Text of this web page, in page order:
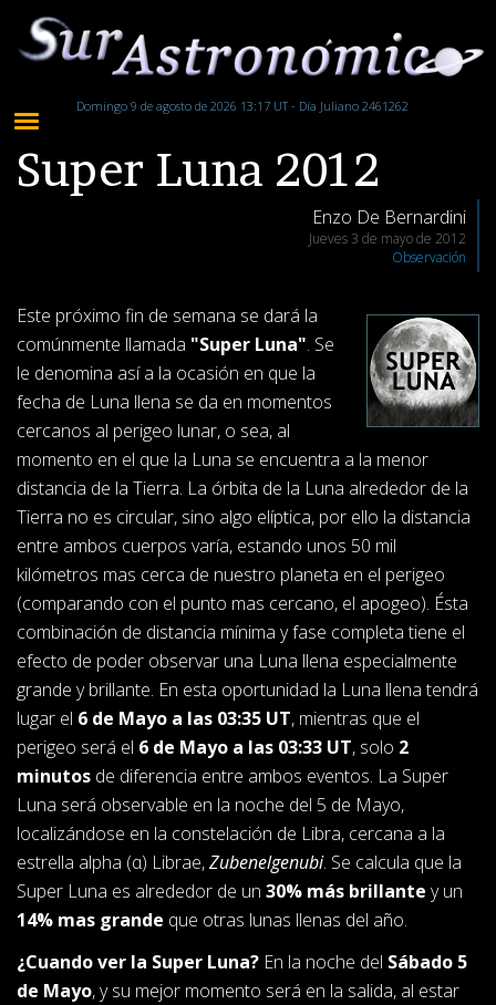
Domingo 9 de agosto de 2026 13:17 UT - Día Juliano 2461262
Super Luna 2012
Enzo De Bernardini
Jueves 3 de mayo de 2012
Observación
Este próximo fin de semana se dará la
comúnmente llamada "Super Luna". Se
le denomina así a la ocasión en que la
fecha de Luna llena se da en momentos
cercanos al perigeo lunar, o sea, al
momento en el que la Luna se encuentra a la menor
distancia de la Tierra. La órbita de la Luna alrededor de la
Tierra no es circular, sino algo elíptica, por ello la distancia
entre ambos cuerpos varía, estando unos 50 mil
kilómetros mas cerca de nuestro planeta en el perigeo
(comparando con el punto mas cercano, el apogeo). Ésta
combinación de distancia mínima y fase completa tiene el
efecto de poder observar una Luna llena especialmente
grande y brillante. En esta oportunidad la Luna llena tendrá
lugar el 6 de Mayo a las 03:35 UT, mientras que el
perigeo será el 6 de Mayo a las 03:33 UT, solo 2
minutos de diferencia entre ambos eventos. La Super
Luna será observable en la noche del 5 de Mayo,
localizándose en la constelación de Libra, cercana a la
estrella alpha (α) Librae,Zubenelgenubi. Se calcula que la
Super Luna es alrededor de un 30% más brillante y un
14% mas grande que otras lunas llenas del año.
¿Cuando ver la Super Luna? En la noche del Sábado 5
de Mayo, y su mejor momento será en la salida, al estar